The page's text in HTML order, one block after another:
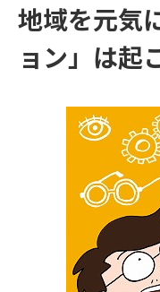
大学・短大の資料種
総合型選抜・学校推薦型選
集要項＆願書
大学・短大以外の資料
専門学校の資料請求
地域を元気
ョン」は起